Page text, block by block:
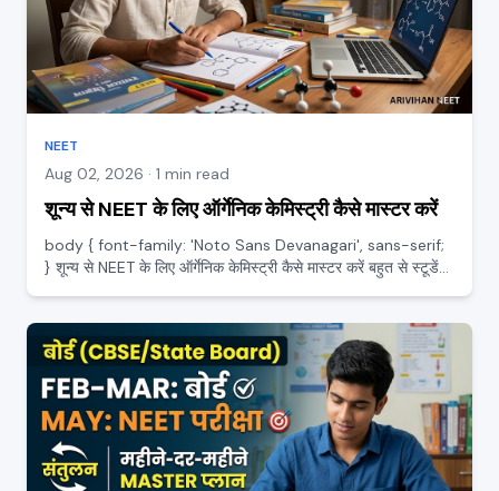
NEET
Aug 02, 2026 · 1 min read
शून्य से NEET के लिए ऑर्गेनिक केमिस्ट्री कैसे मास्टर करें
body { font-family: 'Noto Sans Devanagari', sans-serif;
} शून्य से NEET के लिए ऑर्गेनिक केमिस्ट्री कैसे मास्टर करें बहुत से स्टूडेंट